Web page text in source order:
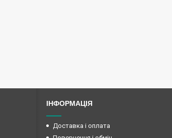
ІНФОРМАЦІЯ
Доставка і оплата